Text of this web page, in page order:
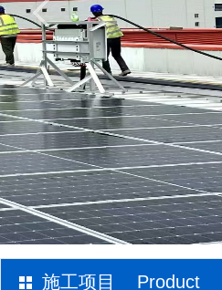
施工项目 Product